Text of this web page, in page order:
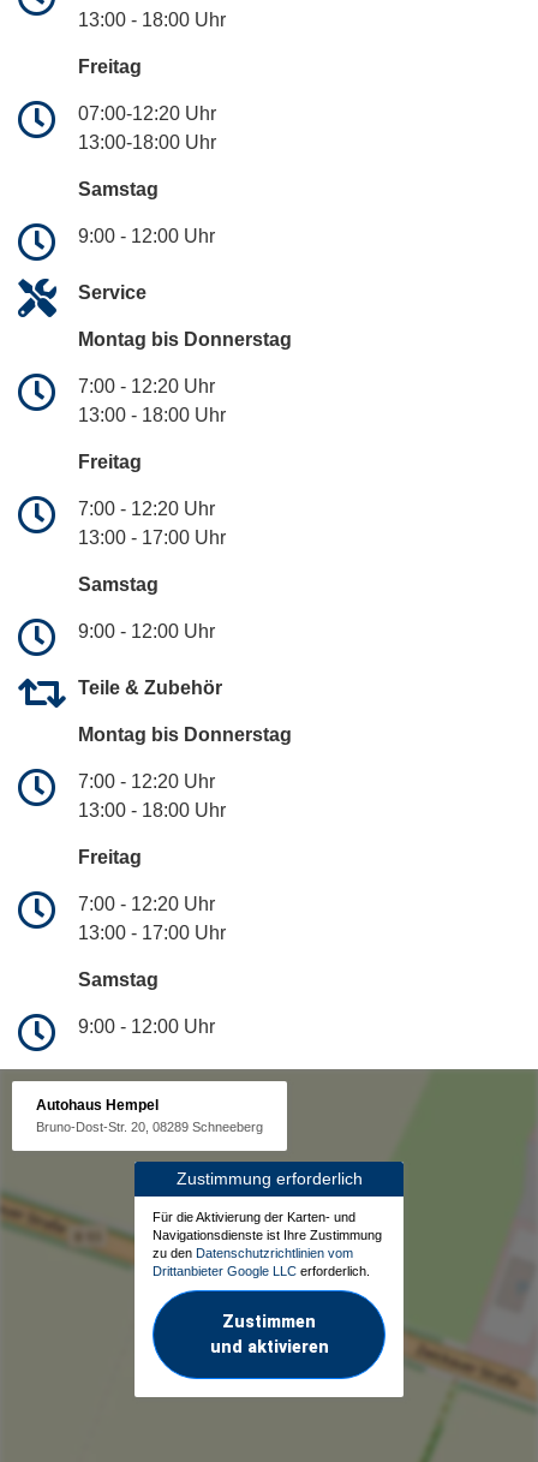
13:00 - 18:00 Uhr
Freitag
07:00-12:20 Uhr
13:00-18:00 Uhr
Samstag
9:00 - 12:00 Uhr
Service
Montag bis Donnerstag
7:00 - 12:20 Uhr
13:00 - 18:00 Uhr
Freitag
7:00 - 12:20 Uhr
13:00 - 17:00 Uhr
Samstag
9:00 - 12:00 Uhr
Teile & Zubehör
Montag bis Donnerstag
7:00 - 12:20 Uhr
13:00 - 18:00 Uhr
Freitag
7:00 - 12:20 Uhr
13:00 - 17:00 Uhr
Samstag
9:00 - 12:00 Uhr
Autohaus Hempel
Bruno-Dost-Str. 20, 08289 Schneeberg
Zustimmung erforderlich
Für die Aktivierung der Karten- und
Navigationsdienste ist Ihre Zustimmung
zu den Datenschutzrichtlinien vom
Drittanbieter Google LLC erforderlich.
Zustimmen
und aktivieren